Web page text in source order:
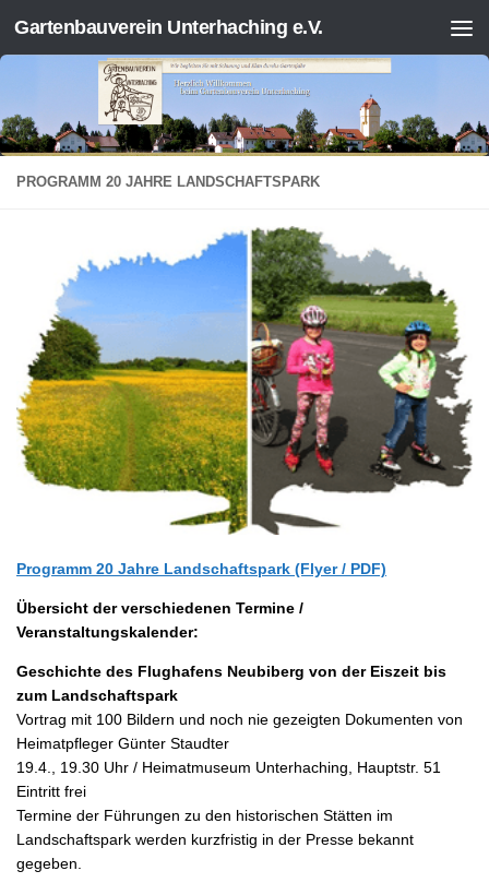
Zum Inhalt springen
Gartenbauverein Unterhaching e.V.
PROGRAMM 20 JAHRE LANDSCHAFTSPARK
Programm 20 Jahre Landschaftspark (Flyer / PDF)
Übersicht der verschiedenen Termine /
Veranstaltungskalender:
Geschichte des Flughafens Neubiberg von der Eiszeit bis
zum Landschaftspark
Vortrag mit 100 Bildern und noch nie gezeigten Dokumenten von
Heimatpfleger Günter Staudter
19.4., 19.30 Uhr / Heimatmuseum Unterhaching, Hauptstr. 51
Eintritt frei
Termine der Führungen zu den historischen Stätten im
Landschaftspark werden kurzfristig in der Presse bekannt
gegeben.